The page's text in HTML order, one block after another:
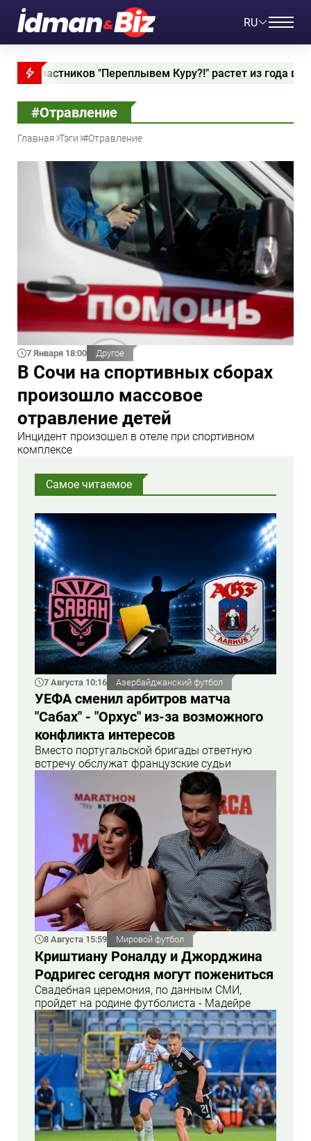
RU
"Переплывем Куру?!" растет из года в год"
#Отравление
Главная Тэги #Отравление
7 Января 18:00 Другое
В Сочи на спортивных сборах
произошло массовое
отравление детей
Инцидент произошел в отеле при спортивном
комплексе
Самое читаемое
7 Августа 10:16 Азербайджанский футбол
УЕФА сменил арбитров матча
"Сабах" - "Орхус" из-за возможного
конфликта интересов
Вместо португальской бригады ответную
встречу обслужат французские судьи
8 Августа 15:59 Мировой футбол
Криштиану Роналду и Джорджина
Родригес сегодня могут пожениться
Свадебная церемония, по данным СМИ,
пройдет на родине футболиста - Мадейре